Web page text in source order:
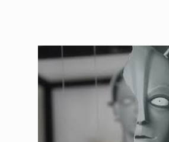
prospettiva e illusioni
l’installazione celebra il
Leonardo, unendo arte e
un’esperienza visiva